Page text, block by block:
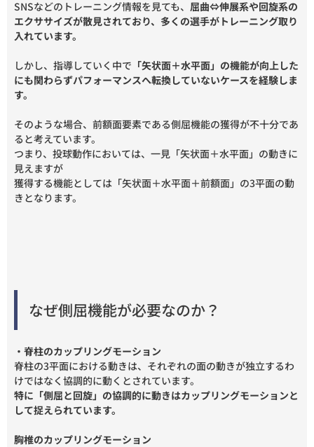
SNSなどのトレーニング情報を見ても、 屈曲⇔伸展系や回旋系の
エクササイズが散見されており、多くの選手がトレーニング取り
入れています。
しかし、指導していく中で 「矢状面＋水平面」の機能が向上した
にも関わらずパフォーマンスへ転換していないケースを経験しま
す。
そのような場合、前額面要素である側屈機能の獲得が不十分であ
ると考えています。
つまり、投球動作においては、一見「矢状面＋水平面」の動きに
見えますが
獲得する機能としては「矢状面＋水平面＋前額面」の3平面の動
きとなります。
なぜ側屈機能が必要なのか？
・脊柱のカップリングモーション
脊柱の3平面における動きは、それぞれの面の動きが独立するわ
けではなく協調的に動くとされています。
特に「側屈と回旋」の協調的に動きはカップリングモーションと
して捉えられています。
胸椎のカップリングモーション